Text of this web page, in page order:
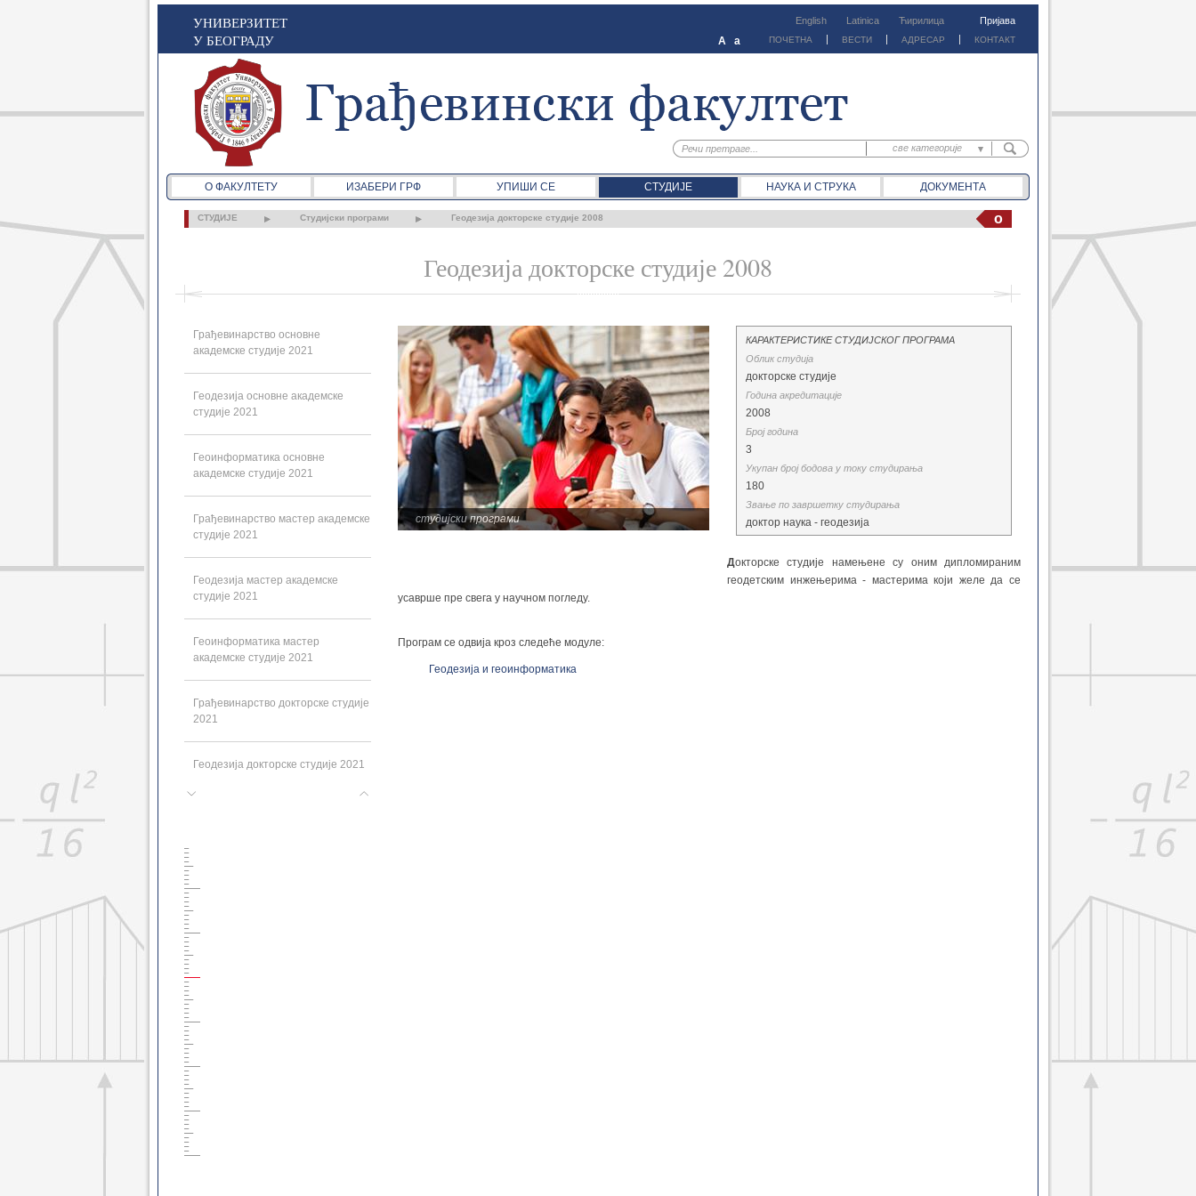
УНИВЕРЗИТЕТ
У БЕОГРАДУ
Пријава
Ћирилица
Latinica
English
КОНТАКТ
АДРЕСАР
ВЕСТИ
ПОЧЕТНА
a
A
све категорије
све категорије
предм. материјали
предм. обавештења
документа
О ФАКУЛТЕТУ ИЗАБЕРИ ГРФ УПИШИ СЕ СТУДИЈЕ НАУКА И СТРУКА ДОКУМЕНТА
СТУДИЈЕ Студијски програми Геодезија докторске студије 2008 o
Геодезија докторске студије 2008
Грађевинарство основне
академске студије 2021
Геодезија основне академске
студије 2021
Геоинформатика основне
академске студије 2021
Грађевинарство мастер академске
студије 2021
Геодезија мастер академске
студије 2021
Геоинформатика мастер
академске студије 2021
Грађевинарство докторске студије
2021
Геодезија докторске студије 2021
студијски програми
КАРАКТЕРИСТИКЕ СТУДИЈСКОГ ПРОГРАМА
Облик студија
докторске студије
Година акредитације
2008
Број година
3
Укупан број бодова у току студирања
180
Звање по завршетку студирања
доктор наука - геодезија
Докторске студије намењене су оним дипломираним
геодетским инжењерима - мастерима који желе да се
усаврше пре свега у научном погледу.
Програм се одвија кроз следеће модуле:
Геодезија и геоинформатика